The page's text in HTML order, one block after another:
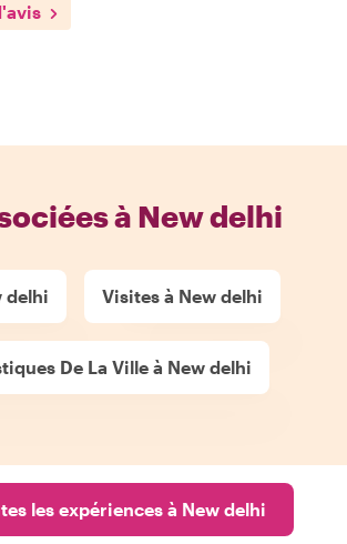
à New delhi
delhi Visites à New delhi
De La Ville à New delhi
les expériences à New delhi